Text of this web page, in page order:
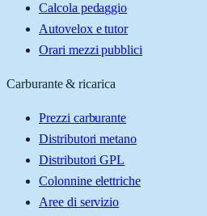
Calcola pedaggio
Autovelox e tutor
Orari mezzi pubblici
Carburante & ricarica
Prezzi carburante
Distributori metano
Distributori GPL
Colonnine elettriche
Aree di servizio